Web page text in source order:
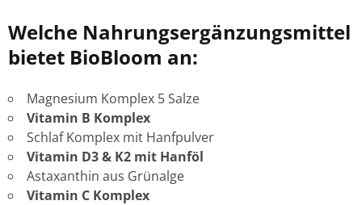
Welche Nahrungsergänzungsmittel
bietet BioBloom an:
Magnesium Komplex 5 Salze
Vitamin B Komplex
Schlaf Komplex mit Hanfpulver
Vitamin D3 & K2 mit Hanföl
Astaxanthin aus Grünalge
Vitamin C Komplex